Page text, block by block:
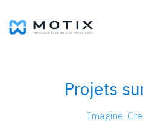
Projets
Imagine.